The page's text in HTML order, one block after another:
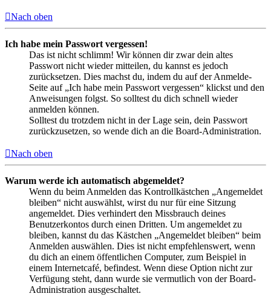
Nach oben
Ich habe mein Passwort vergessen!
Das ist nicht schlimm! Wir können dir zwar dein altes
Passwort nicht wieder mitteilen, du kannst es jedoch
zurücksetzen. Dies machst du, indem du auf der Anmelde-
Seite auf „Ich habe mein Passwort vergessen“ klickst und den
Anweisungen folgst. So solltest du dich schnell wieder
anmelden können.
Solltest du trotzdem nicht in der Lage sein, dein Passwort
zurückzusetzen, so wende dich an die Board-Administration.
Nach oben
Warum werde ich automatisch abgemeldet?
Wenn du beim Anmelden das Kontrollkästchen „Angemeldet
bleiben“ nicht auswählst, wirst du nur für eine Sitzung
angemeldet. Dies verhindert den Missbrauch deines
Benutzerkontos durch einen Dritten. Um angemeldet zu
bleiben, kannst du das Kästchen „Angemeldet bleiben“ beim
Anmelden auswählen. Dies ist nicht empfehlenswert, wenn
du dich an einem öffentlichen Computer, zum Beispiel in
einem Internetcafé, befindest. Wenn diese Option nicht zur
Verfügung steht, dann wurde sie vermutlich von der Board-
Administration ausgeschaltet.